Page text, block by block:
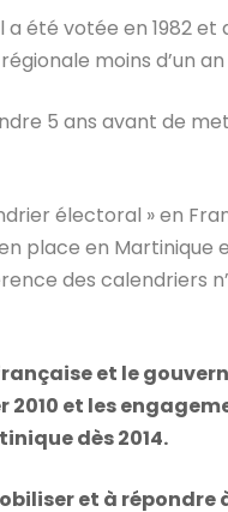
été votée en 1982 et
moins d’un
5 ans avant de
électoral » en
place en Martinique
des calendriers
et le
et les
dès 2014.
et à